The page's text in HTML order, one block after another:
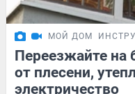
МОЙ ДОМ
Переезжайте на
от плесени,
электричество